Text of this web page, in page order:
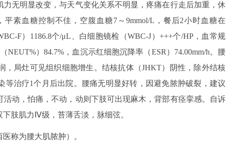
无明显改变，与天气变化关系不明显，疼痛在行走后加重，休
素血糖控制不佳，空腹血糖7～9mmol/L，餐后2小时血糖在
F）1186.8个/μL、白细胞镜检（WBC-J）+++个/HP，血常规
NEUT%）84.7%，血沉示红细胞沉降率（ESR）74.00mm/h。腰
局灶可见组织细胞增生。结核抗体（JHKT）阴性，除外结核
治疗1个月后出院。腰痛无明显好转，因避免脓肿破裂，建议
动，怕痛，不动，动则下肢可出现麻木，背部有痉挛感。自诉
肢肌力Ⅳ级，苔薄舌淡，脉细弦。
称为腰大肌脓肿）。